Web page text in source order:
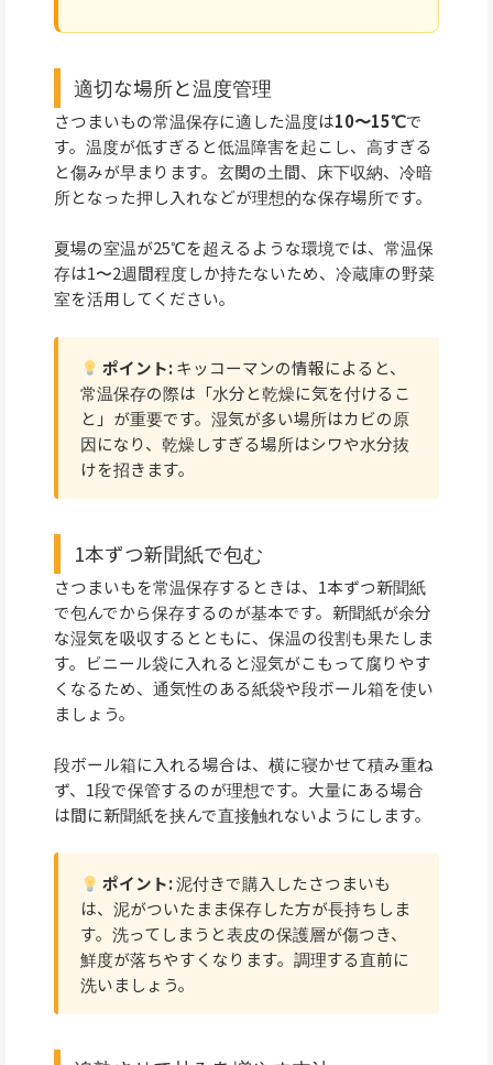
適切な場所と温度管理
さつまいもの常温保存に適した温度は10〜15℃で
す。温度が低すぎると低温障害を起こし、高すぎる
と傷みが早まります。玄関の土間、床下収納、冷暗
所となった押し入れなどが理想的な保存場所です。
夏場の室温が25℃を超えるような環境では、常温保
存は1〜2週間程度しか持たないため、冷蔵庫の野菜
室を活用してください。
ポイント:キッコーマンの情報によると、
常温保存の際は「水分と乾燥に気を付けるこ
と」が重要です。湿気が多い場所はカビの原
因になり、乾燥しすぎる場所はシワや水分抜
けを招きます。
1本ずつ新聞紙で包む
さつまいもを常温保存するときは、1本ずつ新聞紙
で包んでから保存するのが基本です。新聞紙が余分
な湿気を吸収するとともに、保温の役割も果たしま
す。ビニール袋に入れると湿気がこもって腐りやす
くなるため、通気性のある紙袋や段ボール箱を使い
ましょう。
段ボール箱に入れる場合は、横に寝かせて積み重ね
ず、1段で保管するのが理想です。大量にある場合
は間に新聞紙を挟んで直接触れないようにします。
ポイント:泥付きで購入したさつまいも
は、泥がついたまま保存した方が長持ちしま
す。洗ってしまうと表皮の保護層が傷つき、
鮮度が落ちやすくなります。調理する直前に
洗いましょう。